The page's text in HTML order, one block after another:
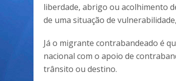
liberdade, abrigo ou acolhimento
de uma situação de
Já o migrante contrabandeado é
nacional com o apoio de
trânsito ou destino.